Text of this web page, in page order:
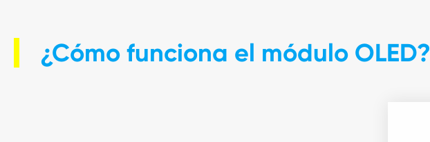
¿Cómo funciona el módulo OLED?